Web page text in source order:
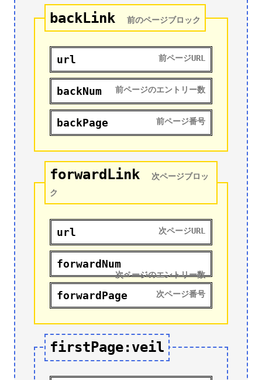
backLink 前のページブロック
url 前ページURL
backNum 前ページのエントリー数
backPage 前ページ番号
forwardLink
次ページブロッ
ク
url 次ページURL
forwardNum
次ページのエントリー数
forwardPage 次ページ番号
firstPage:veil